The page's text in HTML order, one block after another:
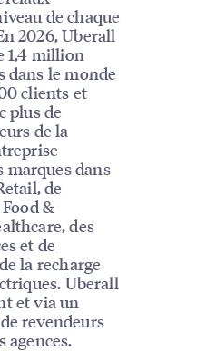
de chaque
2026, Uberall
1,4 million
dans le monde
clients et
plus de
de la
marques dans
de
&
des
et de
la recharge
Uberall
et via un
revendeurs
agences.